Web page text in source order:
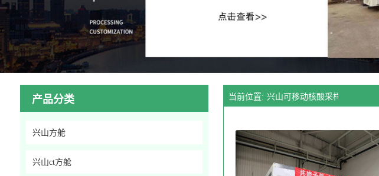
产品分类
兴山方舱
兴山ct方舱
当前位置: 兴山可移动核酸采样亭厂家厂家